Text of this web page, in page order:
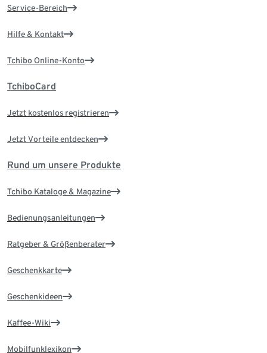
Service-Bereich
Hilfe & Kontakt
Tchibo Online-Konto
TchiboCard
Jetzt kostenlos registrieren
Jetzt Vorteile entdecken
Rund um unsere Produkte
Tchibo Kataloge & Magazine
Bedienungsanleitungen
Ratgeber & Größenberater
Geschenkkarte
Geschenkideen
Kaffee-Wiki
Mobilfunklexikon